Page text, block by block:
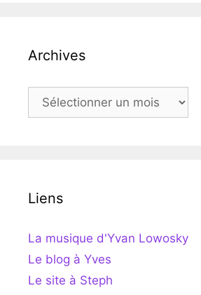
Archives
Archives
Liens
La musique d'Yvan Lowosky
Le blog à Yves
Le site à Steph